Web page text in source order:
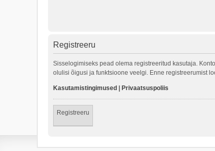
Registreeru
Sisselogimiseks pead olema registreeritud kasutaja.
olulisi õigusi ja funktsioone veelgi. Enne registreerumist
Kasutamistingimused | Privaatsuspoliis
Registreeru